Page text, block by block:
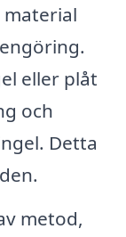
material
eller plåt
och
Detta
metod,